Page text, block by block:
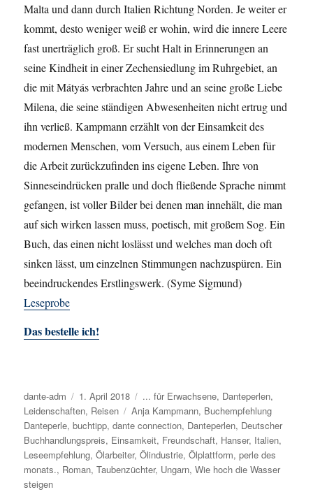
Malta und dann durch Italien Richtung Norden. Je weiter er
kommt, desto weniger weiß er wohin, wird die innere Leere
fast unerträglich groß. Er sucht Halt in Erinnerungen an
seine Kindheit in einer Zechensiedlung im Ruhrgebiet, an
die mit Mátyás verbrachten Jahre und an seine große Liebe
Milena, die seine ständigen Abwesenheiten nicht ertrug und
ihn verließ. Kampmann erzählt von der Einsamkeit des
modernen Menschen, vom Versuch, aus einem Leben für
die Arbeit zurückzufinden ins eigene Leben. Ihre von
Sinneseindrücken pralle und doch fließende Sprache nimmt
gefangen, ist voller Bilder bei denen man innehält, die man
auf sich wirken lassen muss, poetisch, mit großem Sog. Ein
Buch, das einen nicht loslässt und welches man doch oft
sinken lässt, um einzelnen Stimmungen nachzuspüren. Ein
beeindruckendes Erstlingswerk. (Syme Sigmund)
Leseprobe
Das bestelle ich!
Autor
dante-adm
Veröffentlicht
am
1. April 2018 Kategorien
... für Erwachsene, Danteperlen,
Leidenschaften, Reisen Schlagwörter
Anja Kampmann, Buchempfehlung
Danteperle,buchtipp,dante connection, Danteperlen, Deutscher
Buchhandlungspreis, Einsamkeit, Freundschaft, Hanser, Italien,
Leseempfehlung,Ölarbeiter,Ölindustrie,Ölplattform,perle des
monats., Roman,Taubenzüchter, Ungarn,Wie hoch die Wasser
steigen